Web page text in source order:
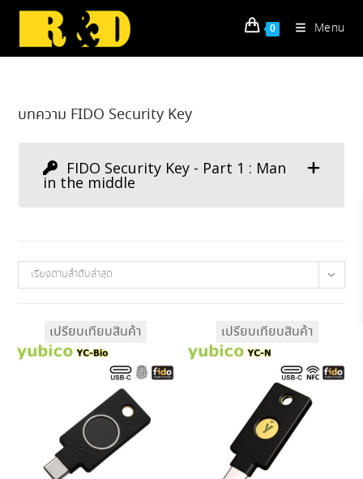
Skip
content
0 Menu
บทความ FIDO Security Key
FIDO Security Key - Part 1 : Man
in the middle
เรียงตามลำดับล่าสุด
เปรียบเทียบสินค้า เปรียบเทียบสินค้า